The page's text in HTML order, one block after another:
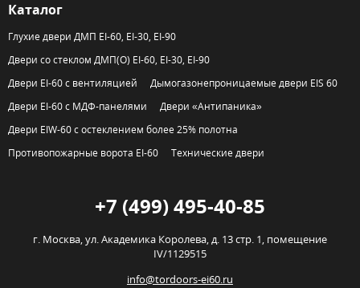
Каталог
Глухие двери ДМП EI-60, EI-30, EI-90
Двери со стеклом ДМП(О) EI-60, EI-30, EI-90
Двери EI-60 с вентиляцией
Дымогазонепроницаемые двери EIS 60
Двери EI-60 с МДФ-панелями
Двери «Антипаника»
Двери EIW-60 с остеклением более 25% полотна
Противопожарные ворота EI-60
Технические двери
+7 (499) 495-40-85
г. Москва,ул. Академика Королева, д. 13 стр. 1, помещение
IV/1129515
info@tordoors-ei60.ru